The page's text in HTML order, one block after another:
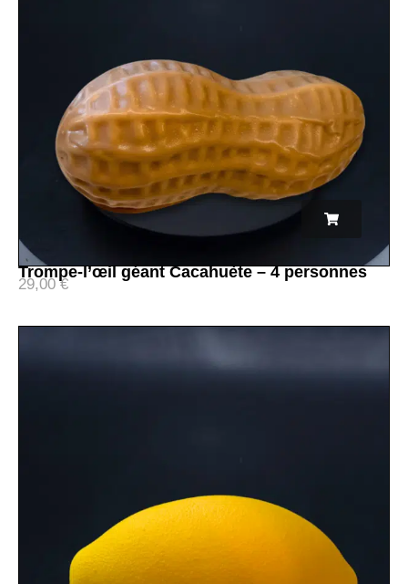
Trompe-l’œil géant Cacahuète – 4 personnes
29,00€